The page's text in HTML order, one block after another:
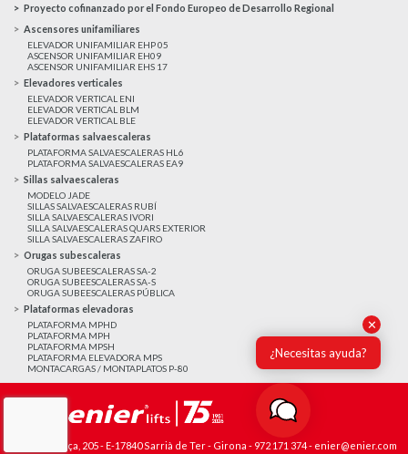
Proyecto cofinanzado por el Fondo Europeo de Desarrollo Regional
Ascensores unifamiliares
ELEVADOR UNIFAMILIAR EHP 05
ASCENSOR UNIFAMILIAR EH09
ASCENSOR UNIFAMILIAR EHS 17
Elevadores verticales
ELEVADOR VERTICAL ENI
ELEVADOR VERTICAL BLM
ELEVADOR VERTICAL BLE
Plataformas salvaescaleras
PLATAFORMA SALVAESCALERAS HL6
PLATAFORMA SALVAESCALERAS EA9
Sillas salvaescaleras
MODELO JADE
SILLAS SALVAESCALERAS RUBÍ
SILLA SALVAESCALERAS IVORI
SILLA SALVAESCALERAS QUARS EXTERIOR
SILLA SALVAESCALERAS ZAFIRO
Orugas subescaleras
ORUGA SUBEESCALERAS SA-2
ORUGA SUBEESCALERAS SA-S
ORUGA SUBEESCALERAS PÚBLICA
Plataformas elevadoras
PLATAFORMA MPHD
PLATAFORMA MPH
PLATAFORMA MPSH
PLATAFORMA ELEVADORA MPS
MONTACARGAS / MONTAPLATOS P-80
Avda. França, 205 - E-17840 Sarrià de Ter - Girona - 972 171 374- enier@enier.com
✕
¿Necesitas ayuda?